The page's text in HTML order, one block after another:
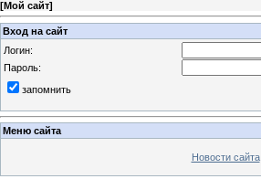
[Мой сайт]
Вход на сайт
Логин:
Пароль:
запомнить
Меню сайта
Новости сайта